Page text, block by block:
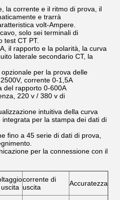
la corrente e il ritmo di prova, il
e trarrà
volt-Ampere.
solo sei terminali di
test CT PT.
il rapporto e la polarità, la curva
laterale secondario CT, la
per la prova delle
corrente 0-1,5A
del rapporto 0-600A
220 v / 380 v di
intuitiva della curva
per la stampa dei dati di
fino a 45 serie di dati di prova,
per la connessione con il
corrente di
uscita
Accuratezza